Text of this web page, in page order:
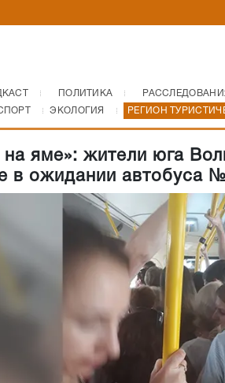
ПОЛИТИКА
ЭКОЛОГИЯ РЕГИОН
яме»: жители юга
в ожидании автобуса